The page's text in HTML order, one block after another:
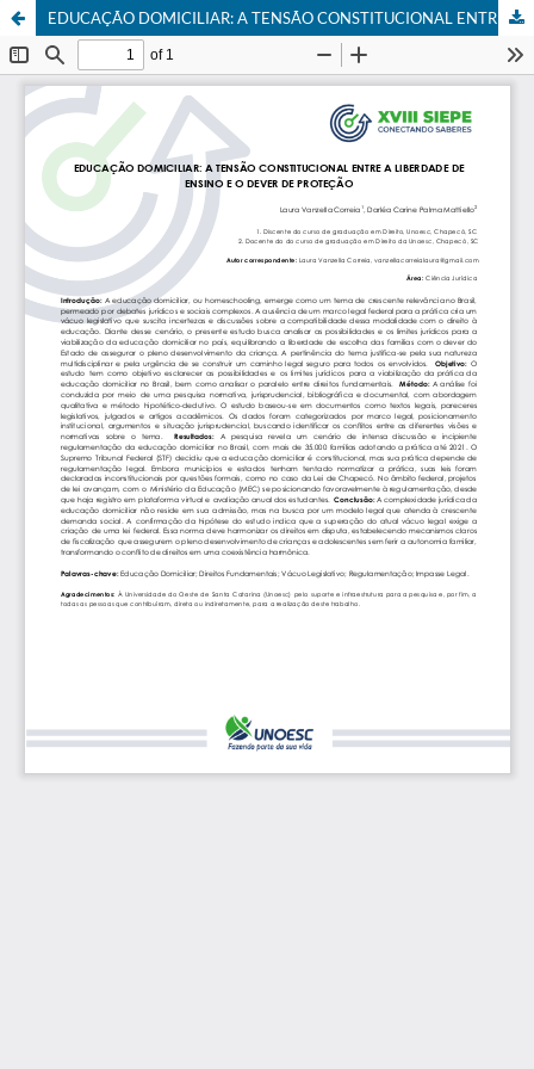
EDUCAÇÃO DOMICILIAR: A TENSÃO CONSTITUCIONAL ENTRE A LIBERDADE DE ENSINO E O DEVER DE PROTEÇÃO